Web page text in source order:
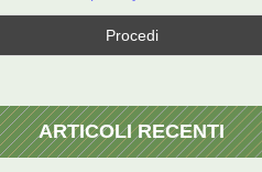
ARTICOLI RECENTI